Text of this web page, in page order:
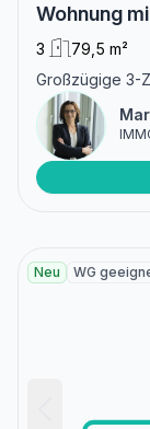
Wohnung
3
79,5 m²
Großzügige 3-
Neu WG